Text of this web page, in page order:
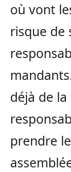
où vont
risque de
déjà de
prendre